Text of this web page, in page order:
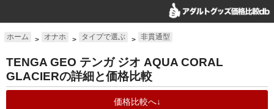
ホーム > オナホ > タイプで選ぶ > 非貫通型
TENGA GEO テンガ ジオ AQUA CORAL
GLACIERの詳細と価格比較
価格比較へ↓